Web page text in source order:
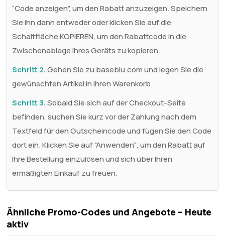
“Code anzeigen”, um den Rabatt anzuzeigen. Speichern
Sie ihn dann entweder oder klicken Sie auf die
Schaltfläche KOPIEREN, um den Rabattcode in die
Zwischenablage Ihres Geräts zu kopieren.
Schritt 2.Gehen Sie zu baseblu.com und legen Sie die
gewünschten Artikel in Ihren Warenkorb.
Schritt 3.Sobald Sie sich auf der Checkout-Seite
befinden, suchen Sie kurz vor der Zahlung nach dem
Textfeld für den Gutscheincode und fügen Sie den Code
dort ein. Klicken Sie auf “Anwenden“, um den Rabatt auf
Ihre Bestellung einzulösen und sich über Ihren
ermäßigten Einkauf zu freuen.
Ähnliche Promo-Codes und Angebote – Heute
aktiv